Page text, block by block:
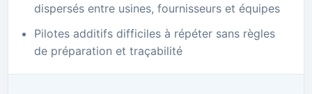
dispersés entre usines, fournisseurs et équipes
Pilotes additifs difficiles à répéter sans règles
de préparation et traçabilité